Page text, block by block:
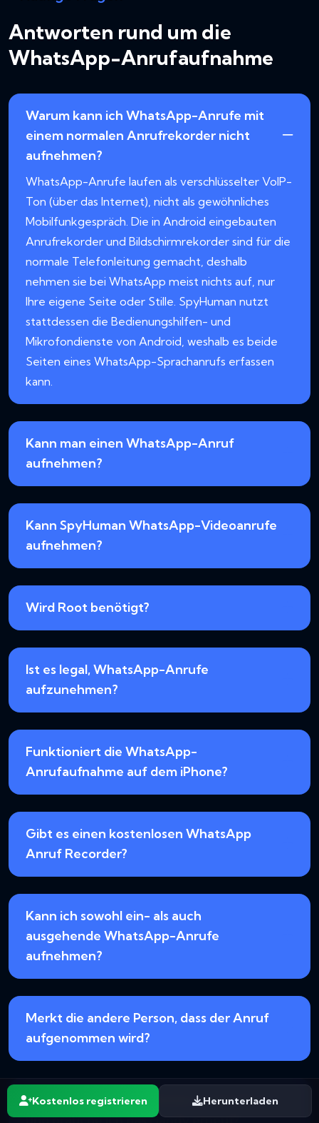
Antworten rund um die
WhatsApp-Anrufaufnahme
Warum kann ich WhatsApp-Anrufe mit
einem normalen Anrufrekorder nicht
aufnehmen?
WhatsApp-Anrufe laufen als verschlüsselter VoIP-
Ton (über das Internet), nicht als gewöhnliches
Mobilfunkgespräch. Die in Android eingebauten
Anrufrekorder und Bildschirmrekorder sind für die
normale Telefonleitung gemacht, deshalb
nehmen sie bei WhatsApp meist nichts auf, nur
Ihre eigene Seite oder Stille. SpyHuman nutzt
stattdessen die Bedienungshilfen- und
Mikrofondienste von Android, weshalb es beide
Seiten eines WhatsApp-Sprachanrufs erfassen
kann.
Kann man einen WhatsApp-Anruf
aufnehmen?
Kann SpyHuman WhatsApp-Videoanrufe
aufnehmen?
Wird Root benötigt?
Ist es legal, WhatsApp-Anrufe
aufzunehmen?
Funktioniert die WhatsApp-
Anrufaufnahme auf dem iPhone?
Gibt es einen kostenlosen WhatsApp
Anruf Recorder?
Kann ich sowohl ein- als auch
ausgehende WhatsApp-Anrufe
aufnehmen?
Merkt die andere Person, dass der Anruf
aufgenommen wird?
Wo werden die Aufnahmen gespeichert,
Kostenlos registrieren Herunterladen